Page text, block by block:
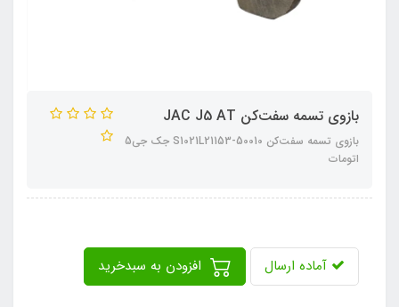
بازوي تسمه سفت‌كن JAC J5 AT
بازوي تسمه سفت‌كن S1021L21153-50010 جک جی5
اتومات
آماده ارسال